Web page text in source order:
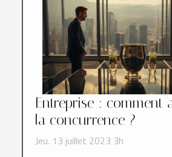
Entreprise : comment
la concurrence ?
Jeu. 13 juillet 2023 3h